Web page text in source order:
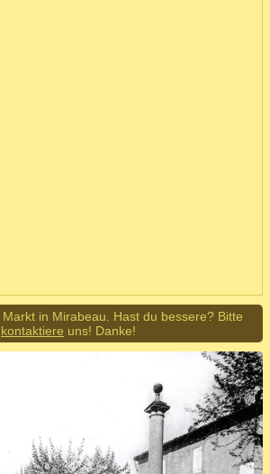
in Mirabeau. Hast du bessere? Bitte
kontaktiere uns! Danke!